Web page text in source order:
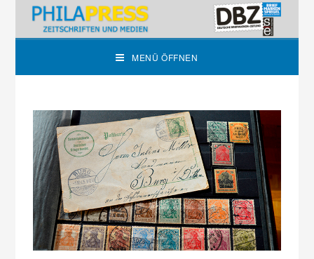
MENÜ ÖFFNEN